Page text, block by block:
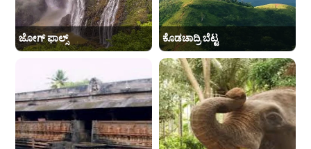
ಜೋಗ್ ಫಾಲ್ಸ್ ಕೊಡಚಾದ್ರಿ ಬೆಟ್ಟ